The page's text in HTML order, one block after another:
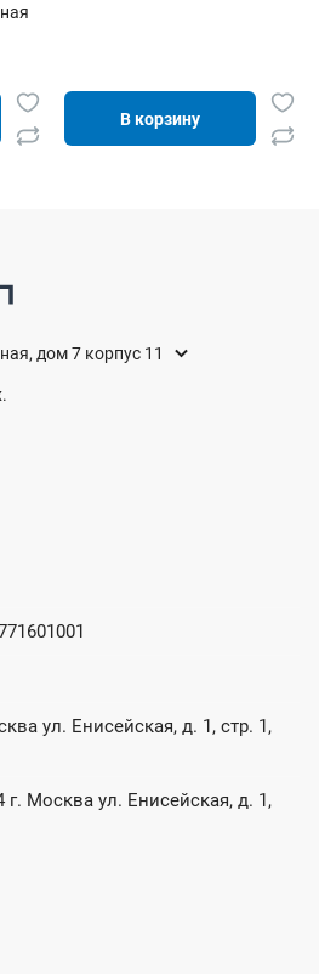
В корзину
дом 7 корпус 11
ул. Енисейская, д. 1, стр. 1,
г. Москва ул. Енисейская, д. 1,